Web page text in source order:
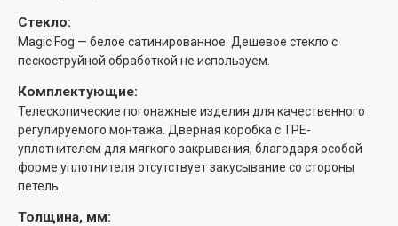
Стекло:
Magic Fog — белое сатинированное. Дешевое стекло с
пескоструйной обработкой не используем.
Комплектующие:
Телескопические погонажные изделия для качественного
регулируемого монтажа. Дверная коробка с TPE-
уплотнителем для мягкого закрывания, благодаря особой
форме уплотнителя отсутствует закусывание со стороны
петель.
Толщина, мм: